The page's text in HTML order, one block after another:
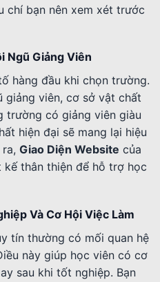
chí bạn nên xem xét trước
Ngũ Giảng Viên
hàng đầu khi chọn trường.
giảng viên, cơ sở vật chất
trường có giảng viên giàu
hiện đại sẽ mang lại hiệu
Giao Diện Website của
thân thiện để hỗ trợ học
Và Cơ Hội Việc Làm
tín thường có mối quan hệ
này giúp học viên có cơ
sau khi tốt nghiệp. Bạn